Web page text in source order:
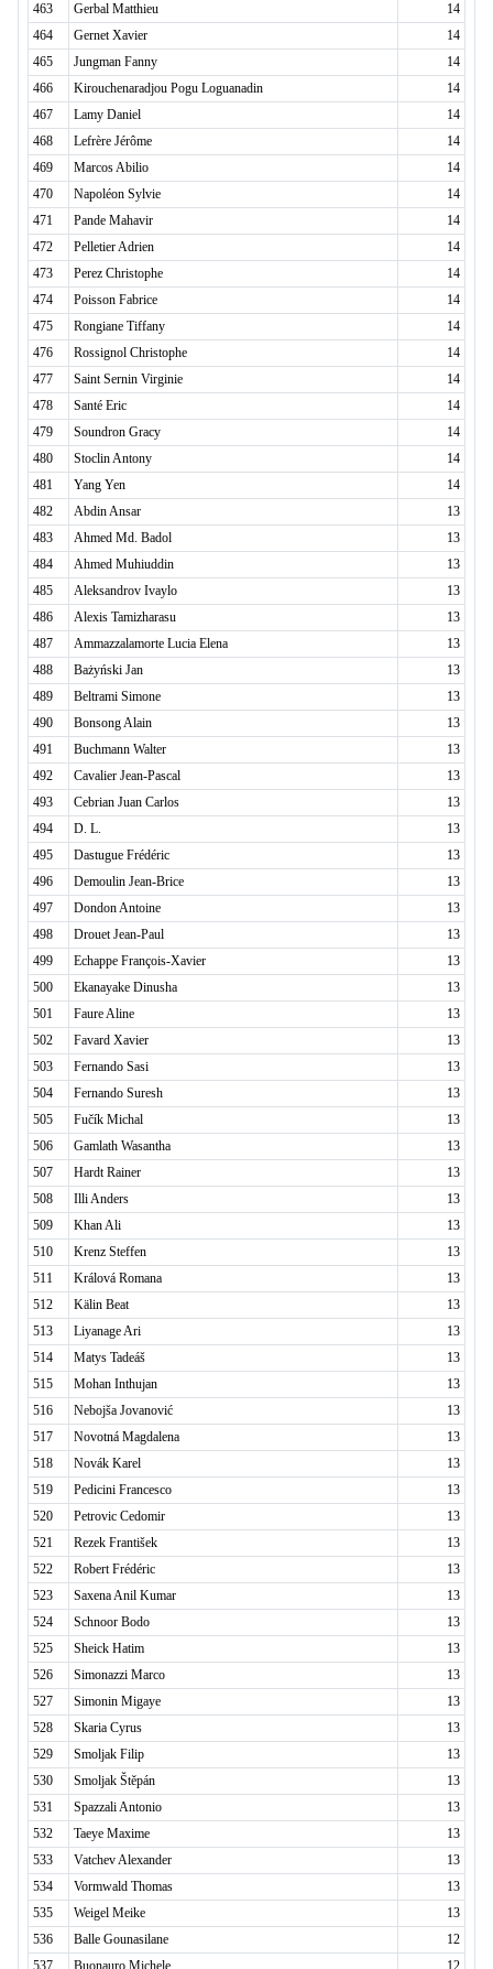
463
Gerbal Matthieu
14
464
Gernet Xavier
14
465
Jungman Fanny
14
466
Kirouchenaradjou Pogu Loguanadin
14
467
Lamy Daniel
14
468
Lefrère Jérôme
14
469
Marcos Abilio
14
470
Napoléon Sylvie
14
471
Pande Mahavir
14
472
Pelletier Adrien
14
473
Perez Christophe
14
474
Poisson Fabrice
14
475
Rongiane Tiffany
14
476
Rossignol Christophe
14
477
Saint Sernin Virginie
14
478
Santé Eric
14
479
Soundron Gracy
14
480
Stoclin Antony
14
481
Yang Yen
14
482
Abdin Ansar
13
483
Ahmed Md. Badol
13
484
Ahmed Muhiuddin
13
485
Aleksandrov Ivaylo
13
486
Alexis Tamizharasu
13
487
Ammazzalamorte Lucia Elena
13
488
Bażyński Jan
13
489
Beltrami Simone
13
490
Bonsong Alain
13
491
Buchmann Walter
13
492
Cavalier Jean-Pascal
13
493
Cebrian Juan Carlos
13
494
D. L.
13
495
Dastugue Frédéric
13
496
Demoulin Jean-Brice
13
497
Dondon Antoine
13
498
Drouet Jean-Paul
13
499
Echappe François-Xavier
13
500
Ekanayake Dinusha
13
501
Faure Aline
13
502
Favard Xavier
13
503
Fernando Sasi
13
504
Fernando Suresh
13
505
Fučík Michal
13
506
Gamlath Wasantha
13
507
Hardt Rainer
13
508
Illi Anders
13
509
Khan Ali
13
510
Krenz Steffen
13
511
Králová Romana
13
512
Kälin Beat
13
513
Liyanage Ari
13
514
Matys Tadeáš
13
515
Mohan Inthujan
13
516
Nebojša Jovanović
13
517
Novotná Magdalena
13
518
Novák Karel
13
519
Pedicini Francesco
13
520
Petrovic Cedomir
13
521
Rezek František
13
522
Robert Frédéric
13
523
Saxena Anil Kumar
13
524
Schnoor Bodo
13
525
Sheick Hatim
13
526
Simonazzi Marco
13
527
Simonin Migaye
13
528
Skaria Cyrus
13
529
Smoljak Filip
13
530
Smoljak Štěpán
13
531
Spazzali Antonio
13
532
Taeye Maxime
13
533
Vatchev Alexander
13
534
Vormwald Thomas
13
535
Weigel Meike
13
536
Balle Gounasilane
12
537
Buonauro Michele 12